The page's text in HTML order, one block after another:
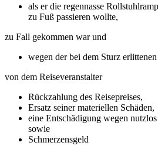
als er die regennasse
zu Fuß passieren wollte,
zu Fall gekommen war und
wegen der bei dem Sturz
von dem Reiseveranstalter
Rückzahlung des Reisepreises,
Ersatz seiner materiellen Schäden,
eine Entschädigung wegen
sowie
Schmerzensgeld